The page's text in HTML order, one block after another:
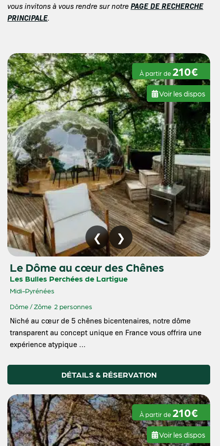
vous invitons à vous rendre sur notre PAGE DE RECHERCHE
PRINCIPALE.
À partir de 210€
Voir les dispos
Le Dôme au cœur des Chênes
Les Bulles Perchées de Lartigue
Midi-Pyrénées
Dôme / Zôme 2 personnes
Niché au cœur de 5 chênes bicentenaires, notre dôme
transparent au concept unique en France vous offrira une
expérience atypique …
DÉTAILS & RÉSERVATION
À partir de 210€
Voir les dispos